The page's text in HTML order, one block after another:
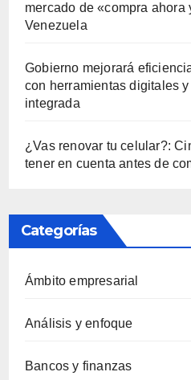
mercado de «compra ahora
Venezuela
Gobierno mejorará
con herramientas digitales
integrada
¿Vas renovar tu celular?:
tener en cuenta antes de
Categorías
Ámbito empresarial
Análisis y enfoque
Bancos y finanzas